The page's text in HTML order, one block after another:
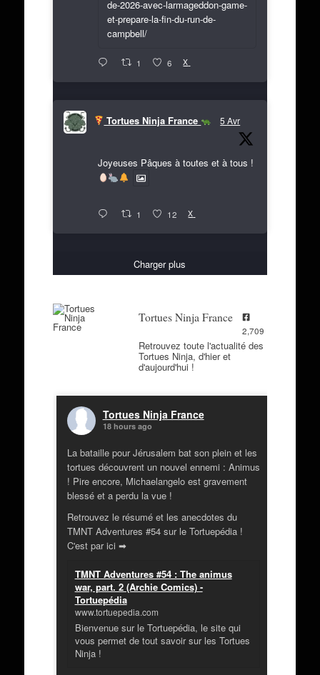
de-2026-avec-larmageddon-game-
et-prepare-la-fin-du-run-de-
campbell/
1 6 X
Tortues Ninja France 5 Avr
Joyeuses Pâques à toutes et à tous !
1 12 X
Charger plus
Tortues Ninja France
2,709
Retrouvez toute l'actualité des
Tortues Ninja, d'hier et
d'aujourd'hui !
Tortues Ninja France
18 hours ago
La bataille pour Jérusalem bat son plein et les
tortues découvrent un nouvel ennemi : Animus
! Pire encore, Michaelangelo est gravement
blessé et a perdu la vue !
Retrouvez le résumé et les anecdotes du
TMNT Adventures #54 sur le Tortuepédia !
C'est par ici ➡
TMNT Adventures #54 : The animus
war, part. 2 (Archie Comics) -
Tortuepédia
www.tortuepedia.com
Bienvenue sur le Tortuepédia, le site qui
vous permet de tout savoir sur les Tortues
Ninja !